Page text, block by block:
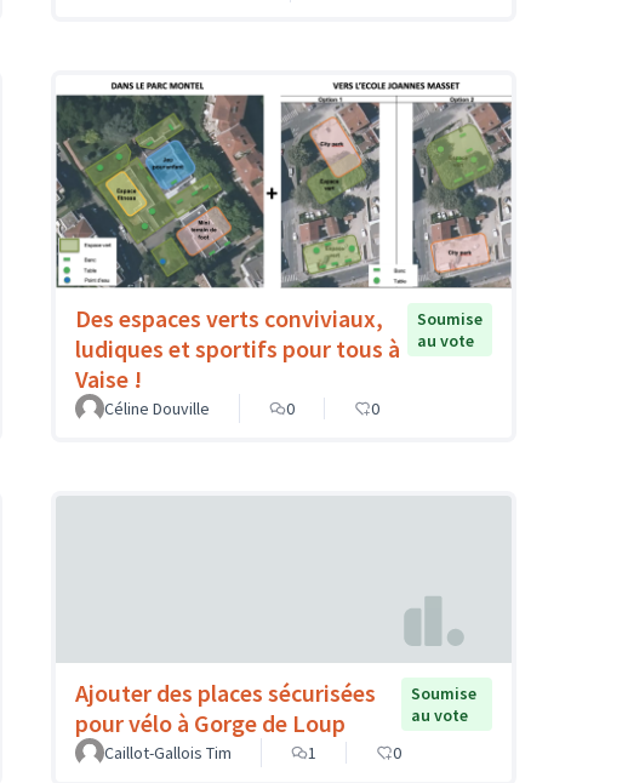
Des espaces verts conviviaux,
ludiques et sportifs pour tous à
Vaise !
Soumise
au vote
Céline Douville 0 0
Ajouter des places sécurisées
pour vélo à Gorge de Loup
Soumise
au vote
Caillot-Gallois Tim
1 0